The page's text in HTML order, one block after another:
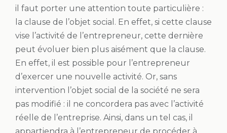
il faut porter une attention toute particulière :
la clause de l’objet social. En effet, si cette clause
vise l’activité de l’entrepreneur, cette dernière
peut évoluer bien plus aisément que la clause.
En effet, il est possible pour l’entrepreneur
d’exercer une nouvelle activité. Or, sans
intervention l’objet social de la société ne sera
pas modifié : il ne concordera pas avec l’activité
réelle de l’entreprise. Ainsi, dans un tel cas, il
appartiendra à l’entrepreneur de procéder à